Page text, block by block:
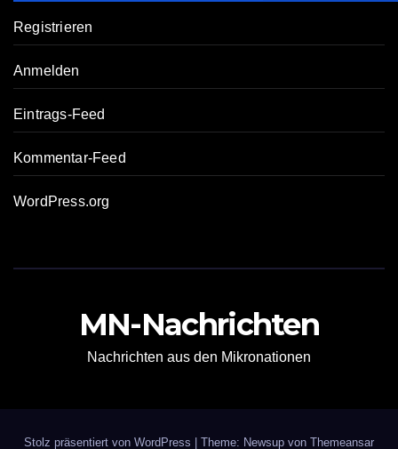
Registrieren
Anmelden
Eintrags-Feed
Kommentar-Feed
WordPress.org
MN-Nachrichten
Nachrichten aus den Mikronationen
Stolz präsentiert von WordPress | Theme: Newsup von Themeansar